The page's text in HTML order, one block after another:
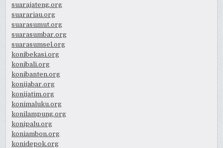
suarajateng.org
suarariau.org
suarasumut.org
suarasumbar.org
suarasumsel.org
konibekasi.org
konibali.org
konibanten.org
konijabar.org
konijatim.org
konimaluku.org
konilampung.org
konipalu.org
koniambon.org
konidepok.org